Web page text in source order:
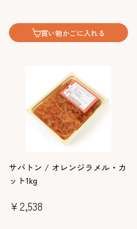
買い物かごに入れる
サバトン / オレンジラメル・カ
ット1kg
￥2,538